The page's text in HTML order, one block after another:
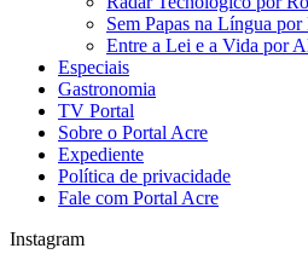
Sem Papas na Língua
Entre a Lei e a Vida por
Especiais
Gastronomia
TV Portal
Sobre o Portal Acre
Expediente
Política de privacidade
Fale com Portal Acre
Instagram